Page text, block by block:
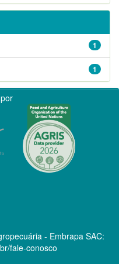
1
1
- Embrapa SAC:
fale-conosco